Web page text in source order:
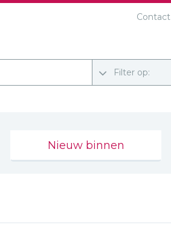
Contact
Filter op:
Nieuw binnen